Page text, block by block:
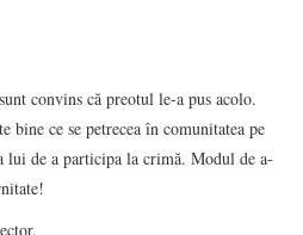
convins că preotul le-a pus acolo.
bine ce se petrecea în comunitatea pe
lui de a participa la crimă. Modul de a-